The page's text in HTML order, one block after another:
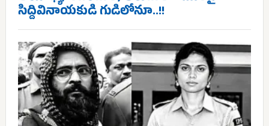
సిద్దివినాయకుడి గుడిలోనూ..!!